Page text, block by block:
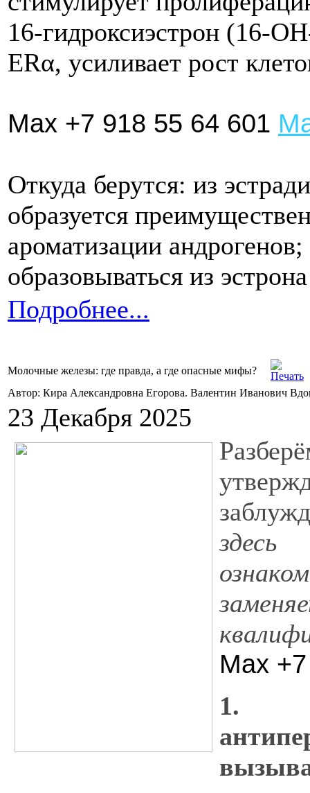
16‑гидроксиэстрон
ERα, усиливает рост
Max +7 918 55 64 601
Откуда берутся: из
образуется
ароматизации
образовываться из
Подробнее...
Молочные железы: где правда, а где опасные мифы?
Автор: Кира Александровна Егорова. Валентин Иванович
23 Декабря 2025
Max
1.